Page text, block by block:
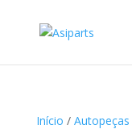
Início / Autopeças